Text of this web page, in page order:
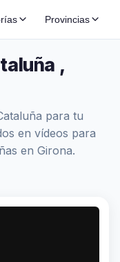
Provincias
,
para tu
en vídeos para
en Girona.